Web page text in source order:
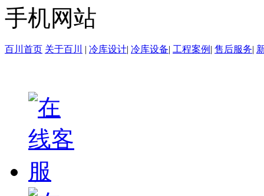
手机网站
百川首页 关于百川 | 冷库设计| 冷库设备| 工程案例 | 售后服务|